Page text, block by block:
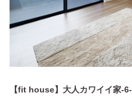
【fit house】大人カワイイ家-6-